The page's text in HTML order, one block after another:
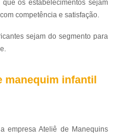
os estabelecimentos sejam
competência e satisfação.
sejam do segmento para
manequim infantil
empresa Ateliê de Manequins